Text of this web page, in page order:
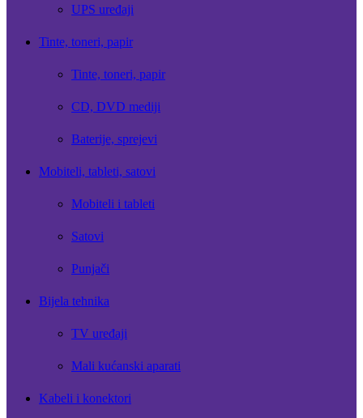
UPS uređaji
Tinte, toneri, papir
Tinte, toneri, papir
CD, DVD mediji
Baterije, sprejevi
Mobiteli, tableti, satovi
Mobiteli i tableti
Satovi
Punjači
Bijela tehnika
TV uređaji
Mali kućanski aparati
Kabeli i konektori